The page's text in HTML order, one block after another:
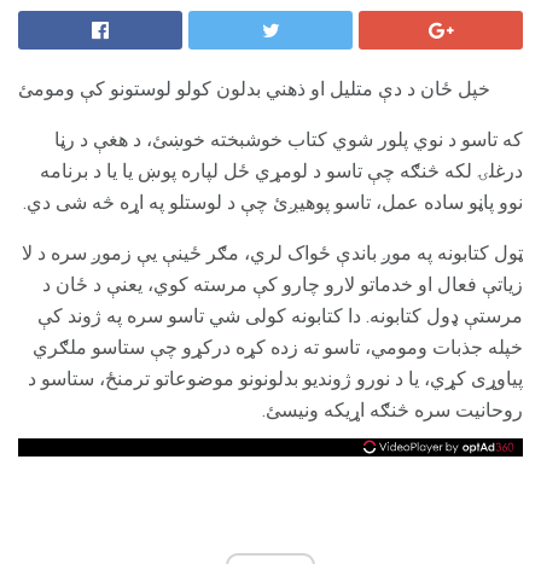
خپل ځان د دې متلیل او ذهني بدلون کولو لوستونو کې ومومئ
که تاسو د نوي پلور شوي کتاب خوشبخته خوښئ، د هغې د رڼا
درغلۍ لکه څنګه چې تاسو د لومړي ځل لپاره پوښ ​​یا یا د برنامه
نوو پاڼو ساده عمل، تاسو پوهیږئ چې د لوستلو په اړه څه شی دي.
ټول کتابونه په موږ باندې ځواک لري، مګر ځینې یې زموږ سره د لا
زیاتې فعال او خدماتو لارو چارو کې مرسته کوي، یعنې د ځان د
مرستې ډول کتابونه. دا کتابونه کولی شي تاسو سره په ژوند کې
خپله جذبات ومومي، تاسو ته زده کړه درکړو چې ستاسو ملګري
پیاوړی کړي، یا د نورو ژوندیو بدلونونو موضوعاتو ترمنځ، ستاسو د
روحانیت سره څنګه اړیکه ونیسئ.